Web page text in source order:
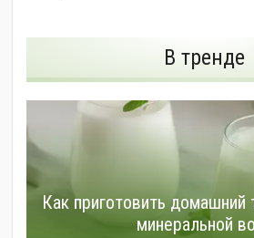
В тренде
Как приготовить домашний
минеральной